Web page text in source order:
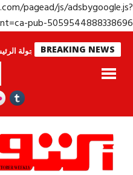
pagead/js/
pub-
BREAKING NEWS
لا ينامون جولة الرئيس